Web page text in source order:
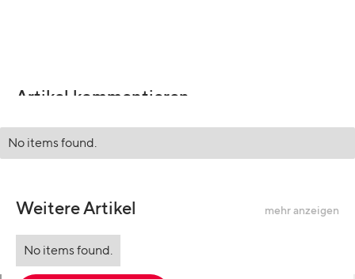
Artikel kommentieren
No items found.
Weitere Artikel mehr anzeigen
No items found.